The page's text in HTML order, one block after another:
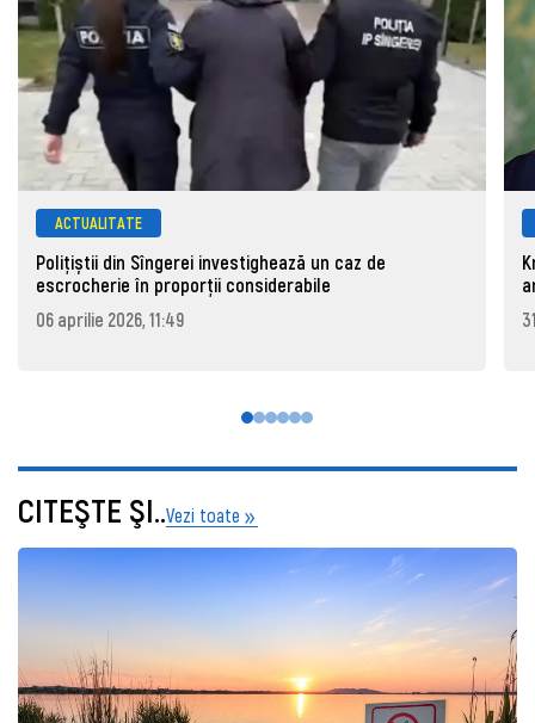
ACTUALITATE
Polițiștii din Sîngerei investighează un caz de
escrocherie în proporții considerabile
06 aprilie 2026, 11:49
CITEŞTE ŞI..Vezi toate